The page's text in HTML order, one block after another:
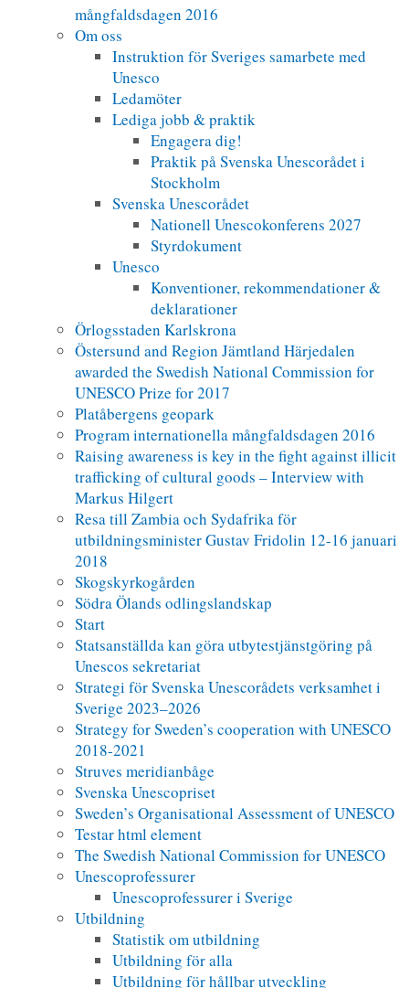
mångfaldsdagen 2016
Om oss
Instruktion för Sveriges samarbete med
Unesco
Ledamöter
Lediga jobb & praktik
Engagera dig!
Praktik på Svenska Unescorådet i
Stockholm
Svenska Unescorådet
Nationell Unescokonferens 2027
Styrdokument
Unesco
Konventioner, rekommendationer &
deklarationer
Örlogsstaden Karlskrona
Östersund and Region Jämtland Härjedalen
awarded the Swedish National Commission for
UNESCO Prize for 2017
Platåbergens geopark
Program internationella mångfaldsdagen 2016
Raising awareness is key in the fight against illicit
trafficking of cultural goods – Interview with
Markus Hilgert
Resa till Zambia och Sydafrika för
utbildningsminister Gustav Fridolin 12-16 januari
2018
Skogskyrkogården
Södra Ölands odlingslandskap
Start
Statsanställda kan göra utbytestjänstgöring på
Unescos sekretariat
Strategi för Svenska Unescorådets verksamhet i
Sverige 2023–2026
Strategy for Sweden’s cooperation with UNESCO
2018-2021
Struves meridianbåge
Svenska Unescopriset
Sweden’s Organisational Assessment of UNESCO
Testar html element
The Swedish National Commission for UNESCO
Unescoprofessurer
Unescoprofessurer i Sverige
Utbildning
Statistik om utbildning
Utbildning för alla
Utbildning för hållbar utveckling